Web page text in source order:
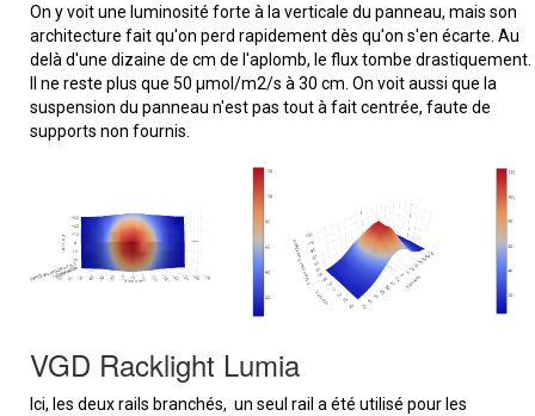
On y voit une luminosité forte à la verticale du panneau, mais son
architecture fait qu'on perd rapidement dès qu'on s'en écarte. Au
delà d'une dizaine de cm de l'aplomb, le flux tombe drastiquement.
Il ne reste plus que 50 µmol/m2/s à 30 cm. On voit aussi que la
suspension du panneau n'est pas tout à fait centrée, faute de
supports non fournis.
VGD Racklight Lumia
Ici, les deux rails branchés, un seul rail a été utilisé pour les